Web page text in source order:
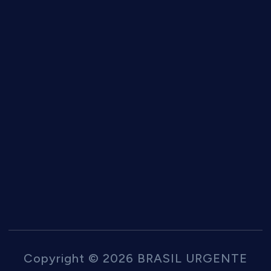
Copyright © 2026 BRASIL URGENTE